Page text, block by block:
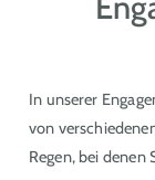
In unserer
von
Regen, bei denen